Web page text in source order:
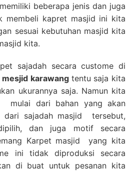
beberapa jenis dan juga
membeli kapret masjid ini kita
sesuai kebutuhan masjid kita
kita.
sajadah secara custome di
karawang tentu saja kita
ukurannya saja. Namun kita
mulai dari bahan yang akan
dari sajadah masjid tersebut,
dan juga motif secara
Karpet masjid yang kita
ini tidak diproduksi secara
di buat untuk pesanan kita